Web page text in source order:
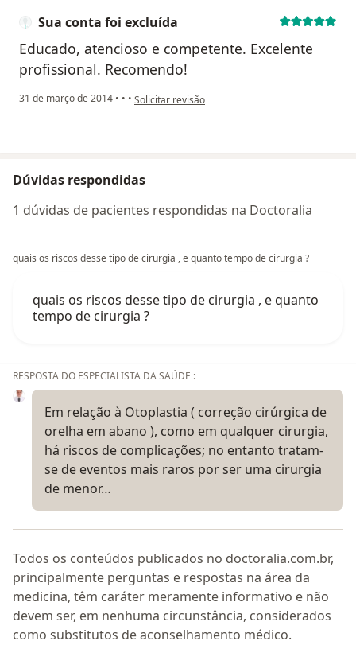
Sua conta foi excluída
Educado, atencioso e competente. Excelente
profissional. Recomendo!
31 de março de 2014 • • • na opinião do utilizador Sua conta foi excluída
Solicitar revisão
Dúvidas respondidas
1 dúvidas de pacientes respondidas na Doctoralia
quais os riscos desse tipo de cirurgia , e quanto tempo de cirurgia ?
quais os riscos desse tipo de cirurgia , e quanto
tempo de cirurgia ?
RESPOSTA DO ESPECIALISTA DA SAÚDE :
Em relação à Otoplastia ( correção cirúrgica de
orelha em abano ), como em qualquer cirurgia,
há riscos de complicações; no entanto tratam-
se de eventos mais raros por ser uma cirurgia
de menor…
Todos os conteúdos publicados no doctoralia.com.br,
principalmente perguntas e respostas na área da
medicina, têm caráter meramente informativo e não
devem ser, em nenhuma circunstância, considerados
como substitutos de aconselhamento médico.